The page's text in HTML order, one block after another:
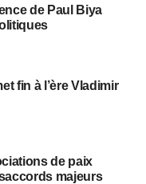
de Paul Biya
fin à l’ère Vladimir
de paix
majeurs